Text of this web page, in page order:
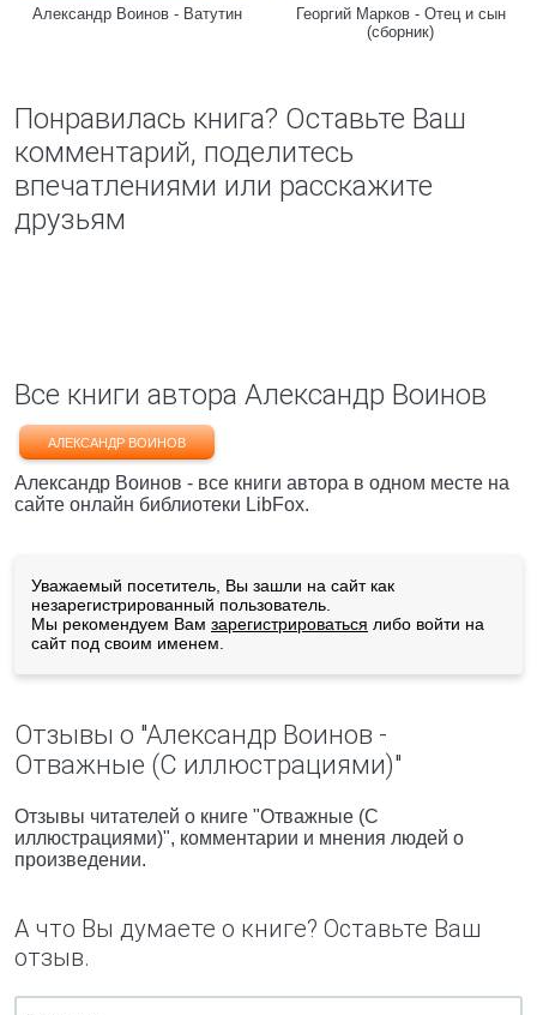
Александр Воинов - Ватутин
Георгий Марков - Отец и сын
(сборник)
Понравилась книга? Оставьте Ваш
комментарий, поделитесь
впечатлениями или расскажите
друзьям
Все книги автора Александр Воинов
АЛЕКСАНДР ВОИНОВ
Александр Воинов - все книги автора в одном месте на
сайте онлайн библиотеки LibFox.
Уважаемый посетитель, Вы зашли на сайт как
незарегистрированный пользователь.
Мы рекомендуем Вам зарегистрироваться либо войти на
сайт под своим именем.
Отзывы о "Александр Воинов -
Отважные (С иллюстрациями)"
Отзывы читателей о книге "Отважные (С
иллюстрациями)", комментарии и мнения людей о
произведении.
А что Вы думаете о книге? Оставьте Ваш
отзыв.